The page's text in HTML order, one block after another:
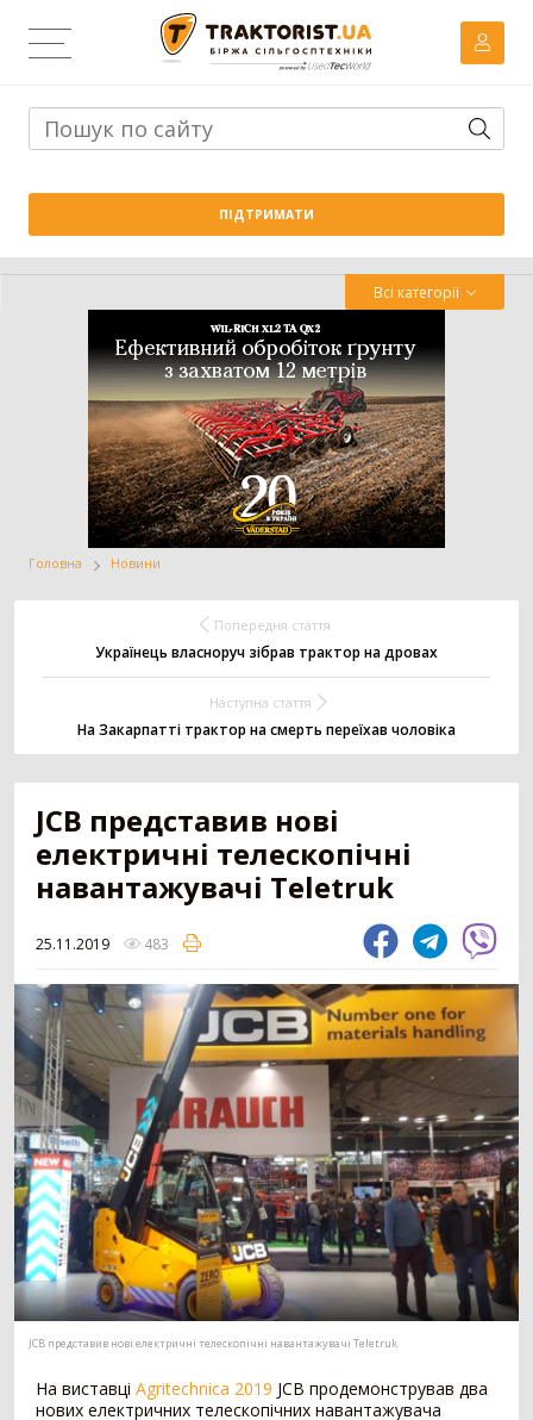
ПІДТРИМАТИ
Тема дня:Велика вага проти важких ґрунтів: як Wishek
842N працює на Житомирщині
Всі категорії
Трактор Комбайн Навантажувач
Сівалка Обробіток грунту Обприскувач
Жатка Вантажівка Заготівля сіна
Техніка для
тваринництва
Зрошування Всі категорії
ДОДАТИ ОГОЛОШЕННЯ
Трактор 3179
Колісний трактор
1551
Мінітрактор
1058
Мотоблок
294
Шини для трактора
203
Гусеничний трактор
73
Сівалка 1530
Механічна сівалка
554
Пневматична сівалка
357
Сівалка точного висіву
328
Посівний комплекс
197
Картоплесаджалка
Головна Новини
Попередня стаття
Українець власноруч зібрав трактор на дровах
Наступна стаття
На Закарпатті трактор на смерть переїхав чоловіка
JCB представив нові
електричні телескопічні
навантажувачі Teletruk
25.11.2019 483
JCB представив нові електричні телескопічні навантажувачі Teletruk
На виставці Agritechnica 2019 JCB продемонстрував два
нових електричних телескопічних навантажувача